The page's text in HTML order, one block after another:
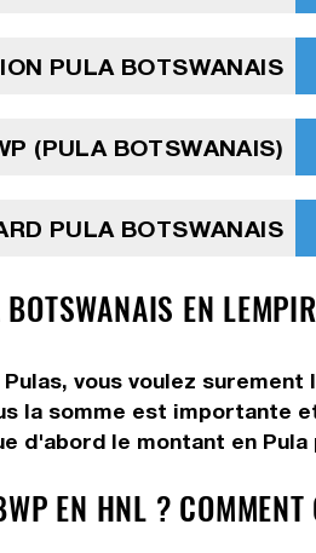
PULA BOTSWANAIS
(PULA BOTSWANAIS)
PULA BOTSWANAIS
EN
Pulas, vous voulez
la somme est importante
d'abord le montant en
EN HNL ?